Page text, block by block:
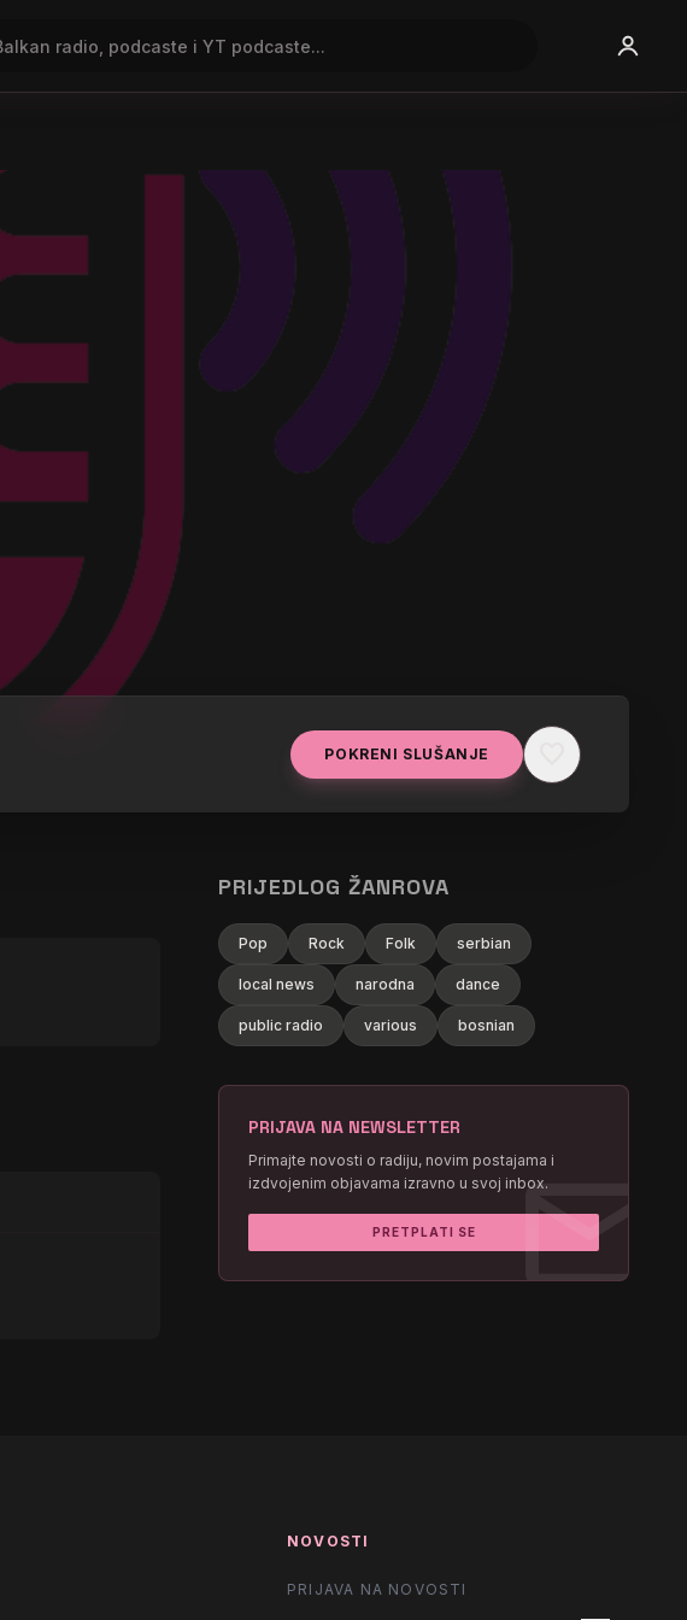
POKRENI SLUŠANJE
PRIJEDLOG ŽANROVA
Pop Rock Folk serbian
local news narodna dance
public radio various bosnian
mail
PRIJAVA NA NEWSLETTER
Primajte novosti o radiju, novim postajama i
izdvojenim objavama izravno u svoj inbox.
PRETPLATI SE
NOVOSTI
PRIJAVA NA NOVOSTI